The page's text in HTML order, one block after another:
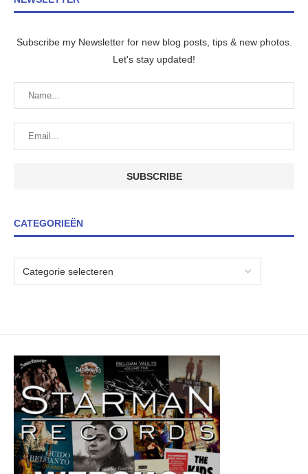
Subscribe my Newsletter for new blog posts, tips & new photos.
Let's stay updated!
CATEGORIEËN